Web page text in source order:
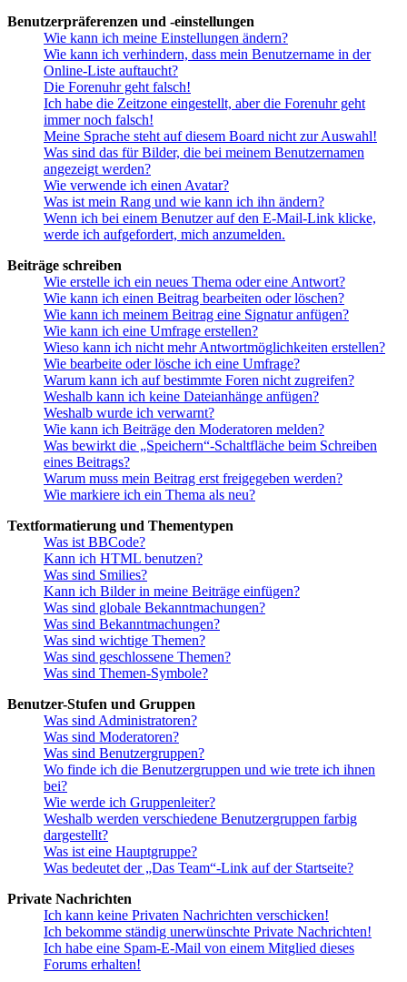
Benutzerpräferenzen und -einstellungen
Wie kann ich meine Einstellungen ändern?
Wie kann ich verhindern, dass mein Benutzername in der
Online-Liste auftaucht?
Die Forenuhr geht falsch!
Ich habe die Zeitzone eingestellt, aber die Forenuhr geht
immer noch falsch!
Meine Sprache steht auf diesem Board nicht zur Auswahl!
Was sind das für Bilder, die bei meinem Benutzernamen
angezeigt werden?
Wie verwende ich einen Avatar?
Was ist mein Rang und wie kann ich ihn ändern?
Wenn ich bei einem Benutzer auf den E-Mail-Link klicke,
werde ich aufgefordert, mich anzumelden.
Beiträge schreiben
Wie erstelle ich ein neues Thema oder eine Antwort?
Wie kann ich einen Beitrag bearbeiten oder löschen?
Wie kann ich meinem Beitrag eine Signatur anfügen?
Wie kann ich eine Umfrage erstellen?
Wieso kann ich nicht mehr Antwortmöglichkeiten erstellen?
Wie bearbeite oder lösche ich eine Umfrage?
Warum kann ich auf bestimmte Foren nicht zugreifen?
Weshalb kann ich keine Dateianhänge anfügen?
Weshalb wurde ich verwarnt?
Wie kann ich Beiträge den Moderatoren melden?
Was bewirkt die „Speichern“-Schaltfläche beim Schreiben
eines Beitrags?
Warum muss mein Beitrag erst freigegeben werden?
Wie markiere ich ein Thema als neu?
Textformatierung und Thementypen
Was ist BBCode?
Kann ich HTML benutzen?
Was sind Smilies?
Kann ich Bilder in meine Beiträge einfügen?
Was sind globale Bekanntmachungen?
Was sind Bekanntmachungen?
Was sind wichtige Themen?
Was sind geschlossene Themen?
Was sind Themen-Symbole?
Benutzer-Stufen und Gruppen
Was sind Administratoren?
Was sind Moderatoren?
Was sind Benutzergruppen?
Wo finde ich die Benutzergruppen und wie trete ich ihnen
bei?
Wie werde ich Gruppenleiter?
Weshalb werden verschiedene Benutzergruppen farbig
dargestellt?
Was ist eine Hauptgruppe?
Was bedeutet der „Das Team“-Link auf der Startseite?
Private Nachrichten
Ich kann keine Privaten Nachrichten verschicken!
Ich bekomme ständig unerwünschte Private Nachrichten!
Ich habe eine Spam-E-Mail von einem Mitglied dieses
Forums erhalten!